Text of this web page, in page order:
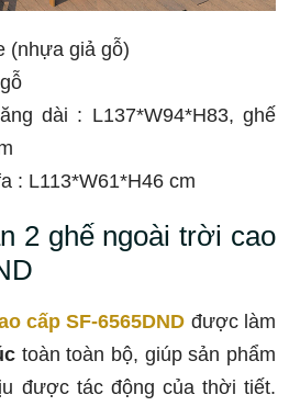
(nhựa giả gỗ)
dài : L137*W94*H83, ghế
: L113*W61*H46 cm
2 ghế ngoài trời cao
cấp SF-6565DND được làm
toàn toàn bộ, giúp sản phẩm
được tác động của thời tiết.